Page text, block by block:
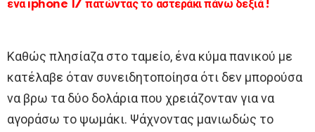
ενα iphone 17 πατώντας το αστεράκι πάνω δεξιά !
Καθώς πλησίαζα στο ταμείο, ένα κύμα πανικού με
κατέλαβε όταν συνειδητοποίησα ότι δεν μπορούσα
να βρω τα δύο δολάρια που χρειάζονταν για να
αγοράσω το ψωμάκι. Ψάχνοντας μανιωδώς το